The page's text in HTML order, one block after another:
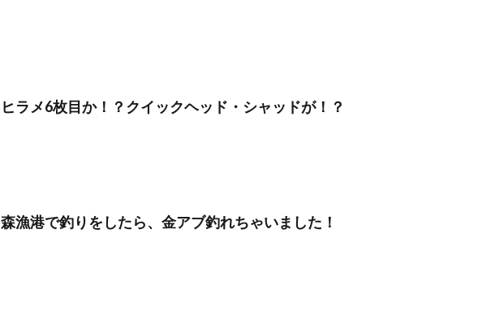
ヒラメ6枚目か！？クイックヘッド・シャッドが！？
森漁港で釣りをしたら、金アブ釣れちゃいました！